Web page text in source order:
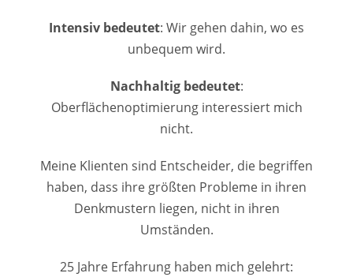
Intensiv bedeutet: Wir gehen dahin, wo es
unbequem wird.
Nachhaltig bedeutet:
Oberflächenoptimierung interessiert mich
nicht.
Meine Klienten sind Entscheider, die begriffen
haben, dass ihre größten Probleme in ihren
Denkmustern liegen, nicht in ihren
Umständen.
25 Jahre Erfahrung haben mich gelehrt: